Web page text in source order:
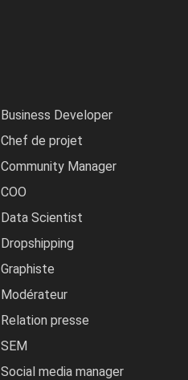
Business Developer
Chef de projet
Community Manager
COO
Data Scientist
Dropshipping
Graphiste
Modérateur
Relation presse
SEM
Social media manager